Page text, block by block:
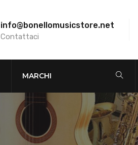
info@bonellomusicstore.net
Contattaci
MARCHI